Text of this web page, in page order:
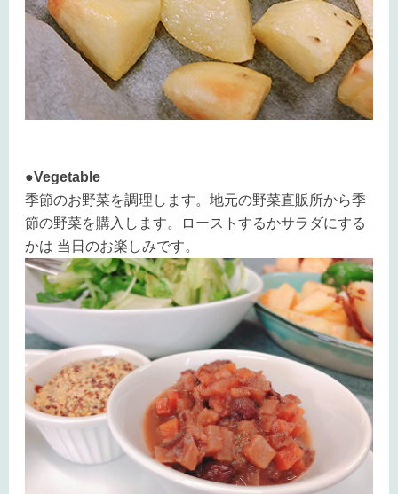
●Vegetable
季節のお野菜を調理します。地元の野菜直販所から季
節の野菜を購入します。ローストするかサラダにする
かは 当日のお楽しみです。